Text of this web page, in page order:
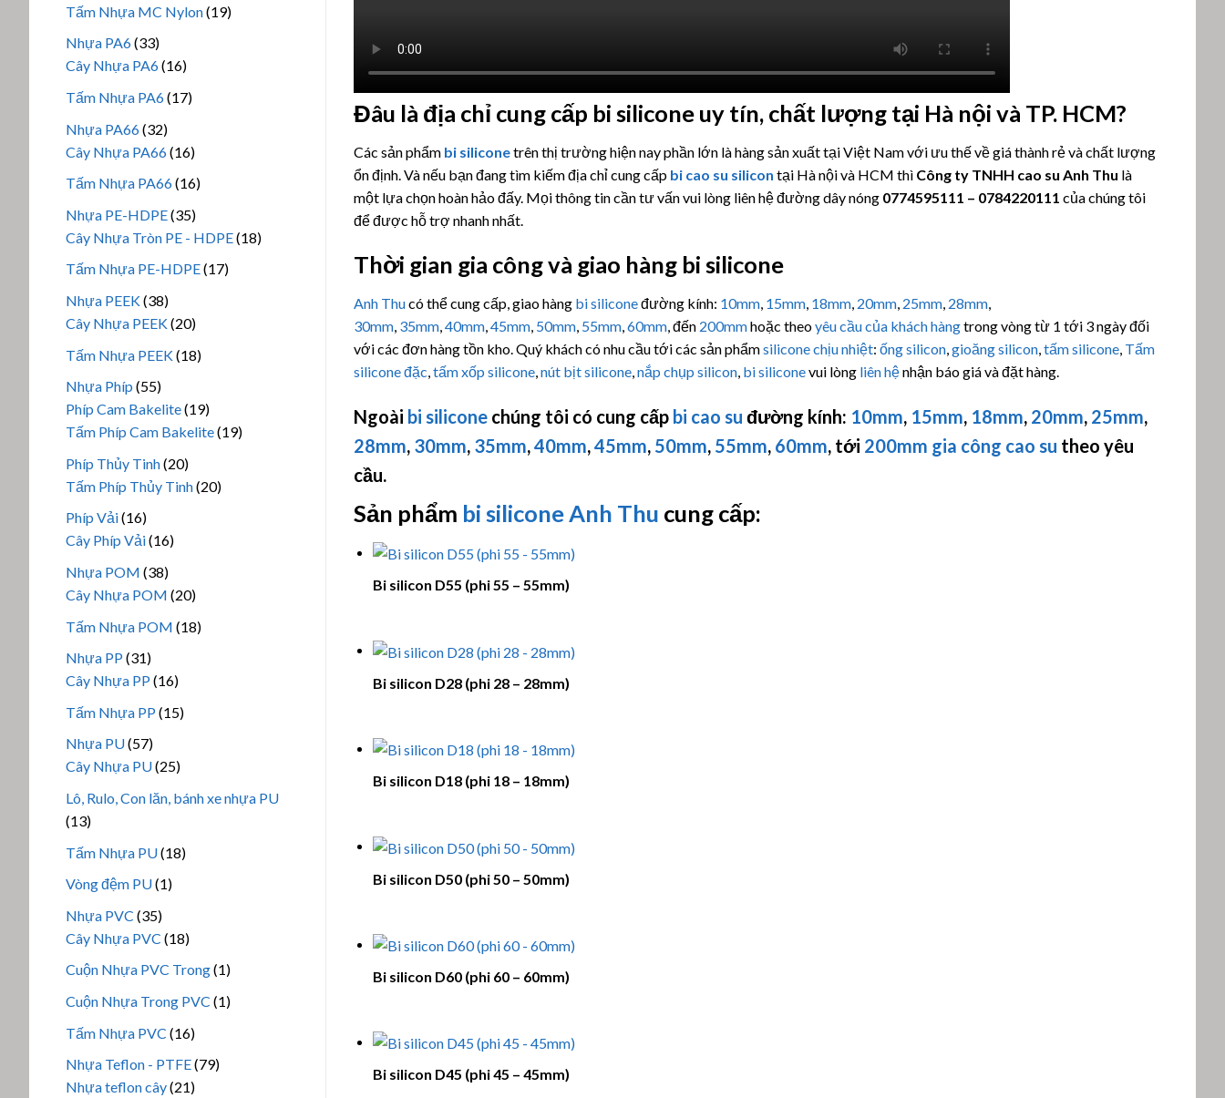
phẩm
Tấm Nhựa MC Nylon 1919
Nhựa PA6 3333
sản
Cây Nhựa PA6 1616
phẩm
Tấm Nhựa PA6 1717
Nhựa PA66 3232
sản
Cây Nhựa PA66 1616
phẩm
Tấm Nhựa PA66 1616
Nhựa PE-HDPE 3535
sản
phẩm
Cây Nhựa Tròn PE - HDPE 1818
Tấm Nhựa PE-HDPE 1717
Nhựa PEEK 3838
sản
Cây Nhựa PEEK 2020
phẩm
Tấm Nhựa PEEK 1818
Nhựa Phíp 5555
sản
phẩm
Phíp Cam Bakelite 1919
sản
Tấm Phíp Cam Bakelite 1919
Phíp Thủy Tinh 2020
sản
Tấm Phíp Thủy Tinh 2020
Phíp Vải 1616
sản
Cây Phíp Vải 1616
Nhựa POM 3838
sản
Cây Nhựa POM 2020
phẩm
Tấm Nhựa POM 1818
Nhựa PP 3131
sản
Cây Nhựa PP 1616
phẩm
Tấm Nhựa PP 1515
Nhựa PU 5757
sản
Cây Nhựa PU 2525
Lô, Rulo, Con lăn, bánh xe nhựa PU
1313
phẩm
Tấm Nhựa PU 1818
Vòng đệm PU 11
Nhựa PVC 3535
sản
Cây Nhựa PVC 1818
phẩm
Cuộn Nhựa PVC Trong 11
phẩm
Cuộn Nhựa Trong PVC 11
Tấm Nhựa PVC 1616
phẩm
Nhựa Teflon - PTFE 7979
Nhựa teflon cây 2121
Đâu là địa chỉ cung cấp bi silicone uy tín, chất lượng tại Hà nội và TP. HCM?
Các sản phẩm bi siliconetrên thị trường hiện nay phần lớn là hàng sản xuất tại Việt Nam với ưu thế về giá thành rẻ và chất lượng
ổn định. Và nếu bạn đang tìm kiếm địa chỉ cung cấp bi cao su silicon tại Hà nội và HCM thì Công ty TNHH cao su Anh Thu là
một lựa chọn hoàn hảo đấy. Mọi thông tin cần tư vấn vui lòng liên hệ đường dây nóng 0774595111 – 0784220111 của chúng tôi
để được hỗ trợ nhanh nhất.
Thời gian gia công và giao hàng bi silicone
Anh Thucó thể cung cấp, giao hàng bi siliconeđường kính: 10mm, 15mm, 18mm, 20mm, 25mm, 28mm,
30mm, 35mm,40mm,45mm, 50mm, 55mm,60mm, đến 200mmhoặc theoyêu cầu của khách hàngtrong vòng từ 1 tới 3 ngày đối
với các đơn hàng tồn kho. Quý khách có nhu cầu tới các sản phẩmsilicone chịu nhiệt: ống silicon,gioăng silicon,tấm silicone, Tấm
silicone đặc,tấm xốp silicone,nút bịt silicone,nắp chụp silicon, bi siliconevui lòng liên hệnhận báo giá và đặt hàng.
Ngoài bi silicone chúng tôi có cung cấp bi cao su đường kính: 10mm, 15mm, 18mm, 20mm, 25mm,
28mm, 30mm, 35mm,40mm,45mm, 50mm, 55mm, 60mm, tới 200mm gia công cao su theo yêu
cầu.
Sản phẩm bi silicone Anh Thu cung cấp:
Bi silicon D55 (phi 55 – 55mm)
Bi silicon D28 (phi 28 – 28mm)
Bi silicon D18 (phi 18 – 18mm)
Bi silicon D50 (phi 50 – 50mm)
Bi silicon D60 (phi 60 – 60mm)
Bi silicon D45 (phi 45 – 45mm)